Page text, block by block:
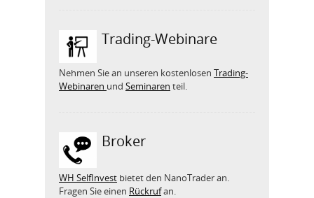
Trading-Webinare
Nehmen Sie an unseren kostenlosen Trading-
Webinaren und Seminaren teil.
Broker
WH SelfInvest bietet den NanoTrader an.
Fragen Sie einen Rückrufan.